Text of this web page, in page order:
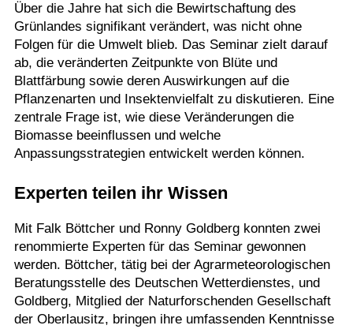
Über die Jahre hat sich die Bewirtschaftung des
Grünlandes signifikant verändert, was nicht ohne
Folgen für die Umwelt blieb. Das Seminar zielt darauf
ab, die veränderten Zeitpunkte von Blüte und
Blattfärbung sowie deren Auswirkungen auf die
Pflanzenarten und Insektenvielfalt zu diskutieren. Eine
zentrale Frage ist, wie diese Veränderungen die
Biomasse beeinflussen und welche
Anpassungsstrategien entwickelt werden können.
Experten teilen ihr Wissen
Mit Falk Böttcher und Ronny Goldberg konnten zwei
renommierte Experten für das Seminar gewonnen
werden. Böttcher, tätig bei der Agrarmeteorologischen
Beratungsstelle des Deutschen Wetterdienstes, und
Goldberg, Mitglied der Naturforschenden Gesellschaft
der Oberlausitz, bringen ihre umfassenden Kenntnisse